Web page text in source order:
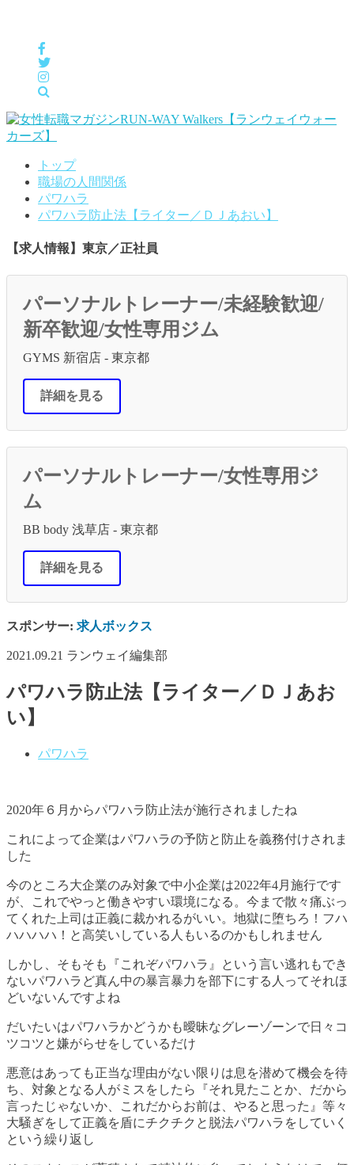
トップ
職場の人間関係
パワハラ
パワハラ防止法【ライター／ＤＪあおい】
【求人情報】東京／正社員
パーソナルトレーナー/未経験歓迎/
新卒歓迎/女性専用ジム
GYMS 新宿店 - 東京都
詳細を見る
パーソナルトレーナー/女性専用ジ
ム
BB body 浅草店 - 東京都
詳細を見る
スポンサー: 求人ボックス
2021.09.21 ランウェイ編集部
パワハラ防止法【ライター／ＤＪあお
い】
パワハラ
2020年６月からパワハラ防止法が施行されましたね
これによって企業はパワハラの予防と防止を義務付けされま
した
今のところ大企業のみ対象で中小企業は2022年4月施行です
が、これでやっと働きやすい環境になる。今まで散々痛ぶっ
てくれた上司は正義に裁かれるがいい。地獄に堕ちろ！フハ
ハハハハ！と高笑いしている人もいるのかもしれません
しかし、そもそも『これぞパワハラ』という言い逃れもでき
ないパワハラど真ん中の暴言暴力を部下にする人ってそれほ
どいないんですよね
だいたいはパワハラかどうかも曖昧なグレーゾーンで日々コ
ツコツと嫌がらせをしているだけ
悪意はあっても正当な理由がない限りは息を潜めて機会を待
ち、対象となる人がミスをしたら『それ見たことか、だから
言ったじゃないか、これだからお前は、やると思った』等々
大騒ぎをして正義を盾にチクチクと脱法パワハラをしていく
という繰り返し